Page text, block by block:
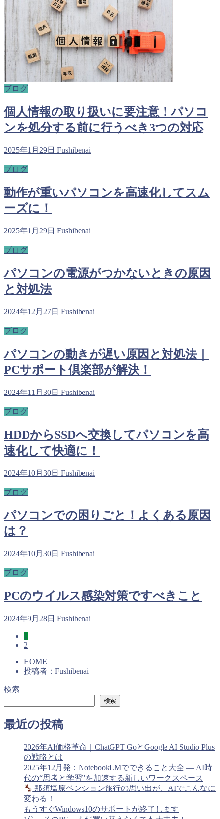
ブログ
個人情報の取り扱いに要注意！パソコ
ンを処分する前に行うべき3つの対応
2025年1月29日 Fushibenai
ブログ
動作が重いパソコンを高速化してスム
ーズに！
2025年1月29日 Fushibenai
ブログ
パソコンの電源がつかないときの原因
と対処法
2024年12月27日 Fushibenai
ブログ
パソコンの動きが遅い原因と対処法｜
PCサポート倶楽部が解決！
2024年11月30日 Fushibenai
ブログ
HDDからSSDへ交換してパソコンを高
速化して快適に！
2024年10月30日 Fushibenai
ブログ
パソコンでの困りごと！よくある原因
は？
2024年10月30日 Fushibenai
ブログ
PCのウイルス感染対策ですべきこと
2024年9月28日 Fushibenai
1
2
HOME
投稿者：Fushibenai
検索
検索
最近の投稿
2026年AI価格革命｜ChatGPT GoとGoogle AI Studio Plus
の戦略とは
2025年12月発：NotebookLMでできること大全 ― AI時
代の“思考と学習”を加速する新しいワークスペース
那須塩原ペンション旅行の思い出が、AIでこんなに
変わる！
もうすぐWindows10のサポートが終了します